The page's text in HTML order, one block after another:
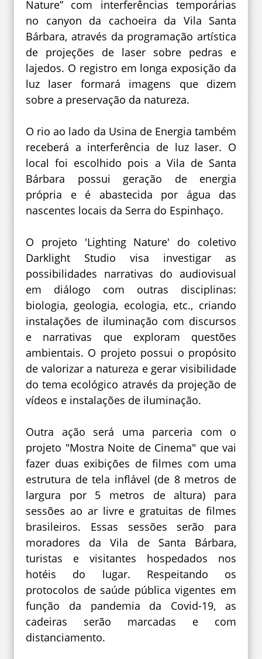
Nature” com interferências temporárias
no canyon da cachoeira da Vila Santa
Bárbara, através da programação artística
de projeções de laser sobre pedras e
lajedos. O registro em longa exposição da
luz laser formará imagens que dizem
sobre a preservação da natureza.
O rio ao lado da Usina de Energia também
receberá a interferência de luz laser. O
local foi escolhido pois a Vila de Santa
Bárbara possui geração de energia
própria e é abastecida por água das
nascentes locais da Serra do Espinhaço.
O projeto 'Lighting Nature' do coletivo
Darklight Studio visa investigar as
possibilidades narrativas do audiovisual
em diálogo com outras disciplinas:
biologia, geologia, ecologia, etc., criando
instalações de iluminação com discursos
e narrativas que exploram questões
ambientais. O projeto possui o propósito
de valorizar a natureza e gerar visibilidade
do tema ecológico através da projeção de
vídeos e instalações de iluminação.
Outra ação será uma parceria com o
projeto "Mostra Noite de Cinema" que vai
fazer duas exibições de filmes com uma
estrutura de tela inflável (de 8 metros de
largura por 5 metros de altura) para
sessões ao ar livre e gratuitas de filmes
brasileiros. Essas sessões serão para
moradores da Vila de Santa Bárbara,
turistas e visitantes hospedados nos
hotéis do lugar. Respeitando os
protocolos de saúde pública vigentes em
função da pandemia da Covid-19, as
cadeiras serão marcadas e com
distanciamento.